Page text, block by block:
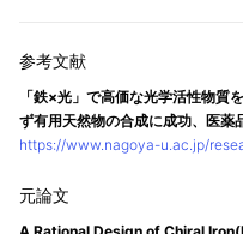
「鉄×光」で高価な光学活性物質
ず有用天然物の合成に成功、医薬
https://www.nagoya-u.ac.jp/